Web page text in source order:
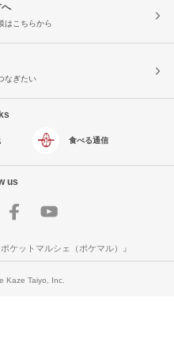
はこちらから
なぎたい
食べる通信
us
ケットマルシェ（ポケマル）』
Kaze Taiyo, Inc.